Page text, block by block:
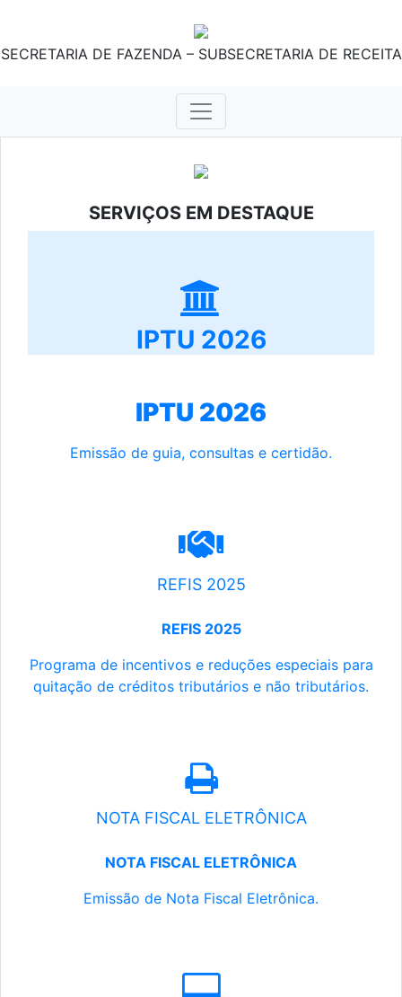
SECRETARIA DE FAZENDA – SUBSECRETARIA DE RECEITA
SERVIÇOS EM DESTAQUE
IPTU 2026
IPTU 2026
Emissão de guia, consultas e certidão.
REFIS 2025
REFIS 2025
Programa de incentivos e reduções especiais para
quitação de créditos tributários e não tributários.
NOTA FISCAL ELETRÔNICA
NOTA FISCAL ELETRÔNICA
Emissão de Nota Fiscal Eletrônica.